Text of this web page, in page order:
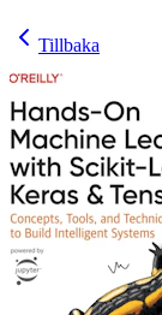
Tillbaka